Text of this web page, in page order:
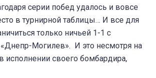
серии побед удалось и вовсе
в турнирной таблицы… И все для
только ничьей 1-1 с
Могилев». И это несмотря на
исполнении своего бомбардира,